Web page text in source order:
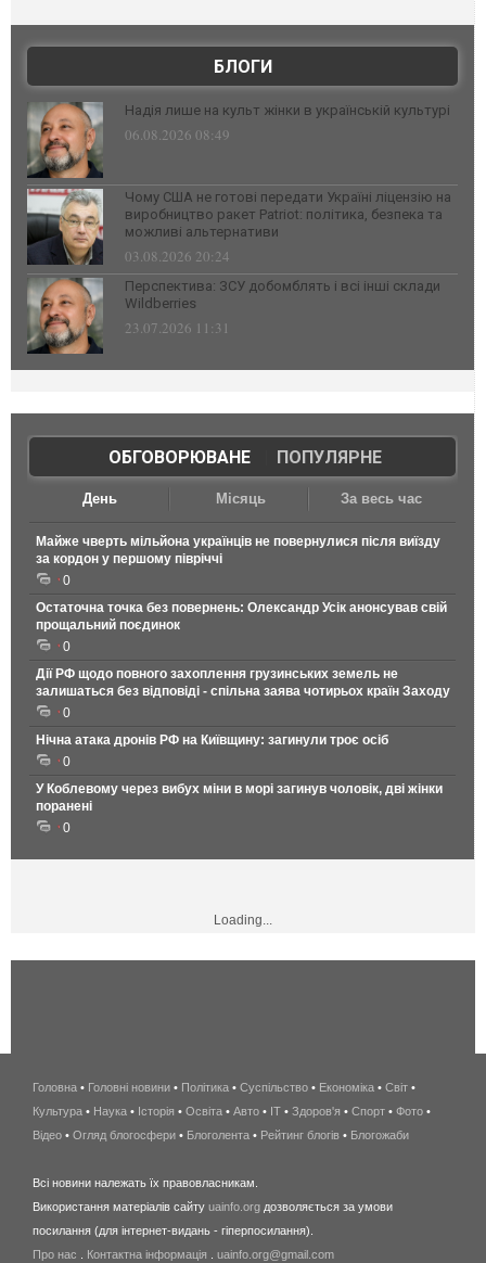
БЛОГИ
Надія лише на культ жінки в українській культурі
06.08.2026 08:49
Чому США не готові передати Україні ліцензію на
виробництво ракет Patriot: політика, безпека та
можливі альтернативи
03.08.2026 20:24
Перспектива: ЗСУ добомблять і всі інші склади
Wildberries
23.07.2026 11:31
ОБГОВОРЮВАНЕ| ПОПУЛЯРНЕ
День Місяць За весь час
Майже чверть мільйона українців не повернулися після виїзду
за кордон у першому півріччі
0
Остаточна точка без повернень: Олександр Усік анонсував свій
прощальний поєдинок
0
Дії РФ щодо повного захоплення грузинських земель не
залишаться без відповіді - спільна заява чотирьох країн Заходу
0
Нічна атака дронів РФ на Київщину: загинули троє осіб
0
У Коблевому через вибух міни в морі загинув чоловік, дві жінки
поранені
0
Loading...
беспроводной
интернет
киев
wimax
в
Головна • Головні новини • Політика • Суспільство • Економіка • Світ •
Культура • Наука • Історія • Освіта • Авто • IT • Здоров'я • Спорт • Фото •
Відео • Огляд блогосфери • Блоголента • Рейтинг блогів • Блогожаби
Всі новини належать їх правовласникам.
Використання матеріалів сайту uainfo.org дозволяється за умови
посилання (для інтернет-видань - гіперпосилання).
Про нас
Контактна інформація uainfo.org@gmail.com